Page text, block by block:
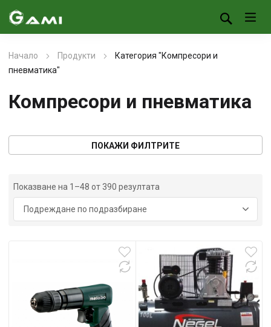
Начало Продукти
Категория "Компресори и
пневматика"
Компресори и пневматика
ПОКАЖИ ФИЛТРИТЕ
Показване на 1–48 от 390 резултата